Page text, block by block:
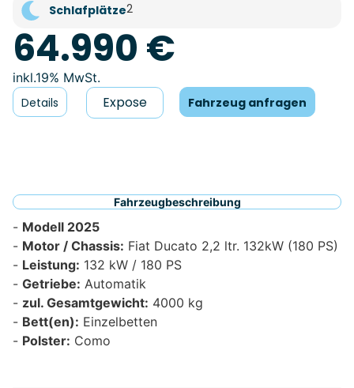
Schlafplätze2
64.990 €
19% MwSt.
Details
Expose Fahrzeug anfragen
Fahrzeugbeschreibung
Modell 2025
Motor / Chassis: Fiat Ducato 2,2 ltr. 132kW (180 PS)
Leistung: 132 kW / 180 PS
Getriebe: Automatik
zul. Gesamtgewicht: 4000 kg
Bett(en): Einzelbetten
Polster: Como